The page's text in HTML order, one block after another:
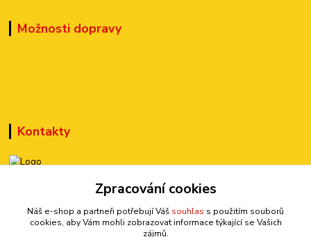
Možnosti dopravy
Kontakty
+420 777 899 301
sedmi@kraska1.cz
Zpracování cookies
Náš e-shop a partneři potřebují Váš souhlas s použitím souborů
cookies, aby Vám mohli zobrazovat informace týkající se Vašich
zájmů.